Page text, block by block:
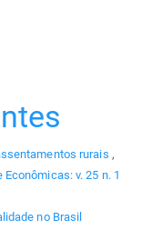
rurais ,
v. 25 n. 1
no Brasil